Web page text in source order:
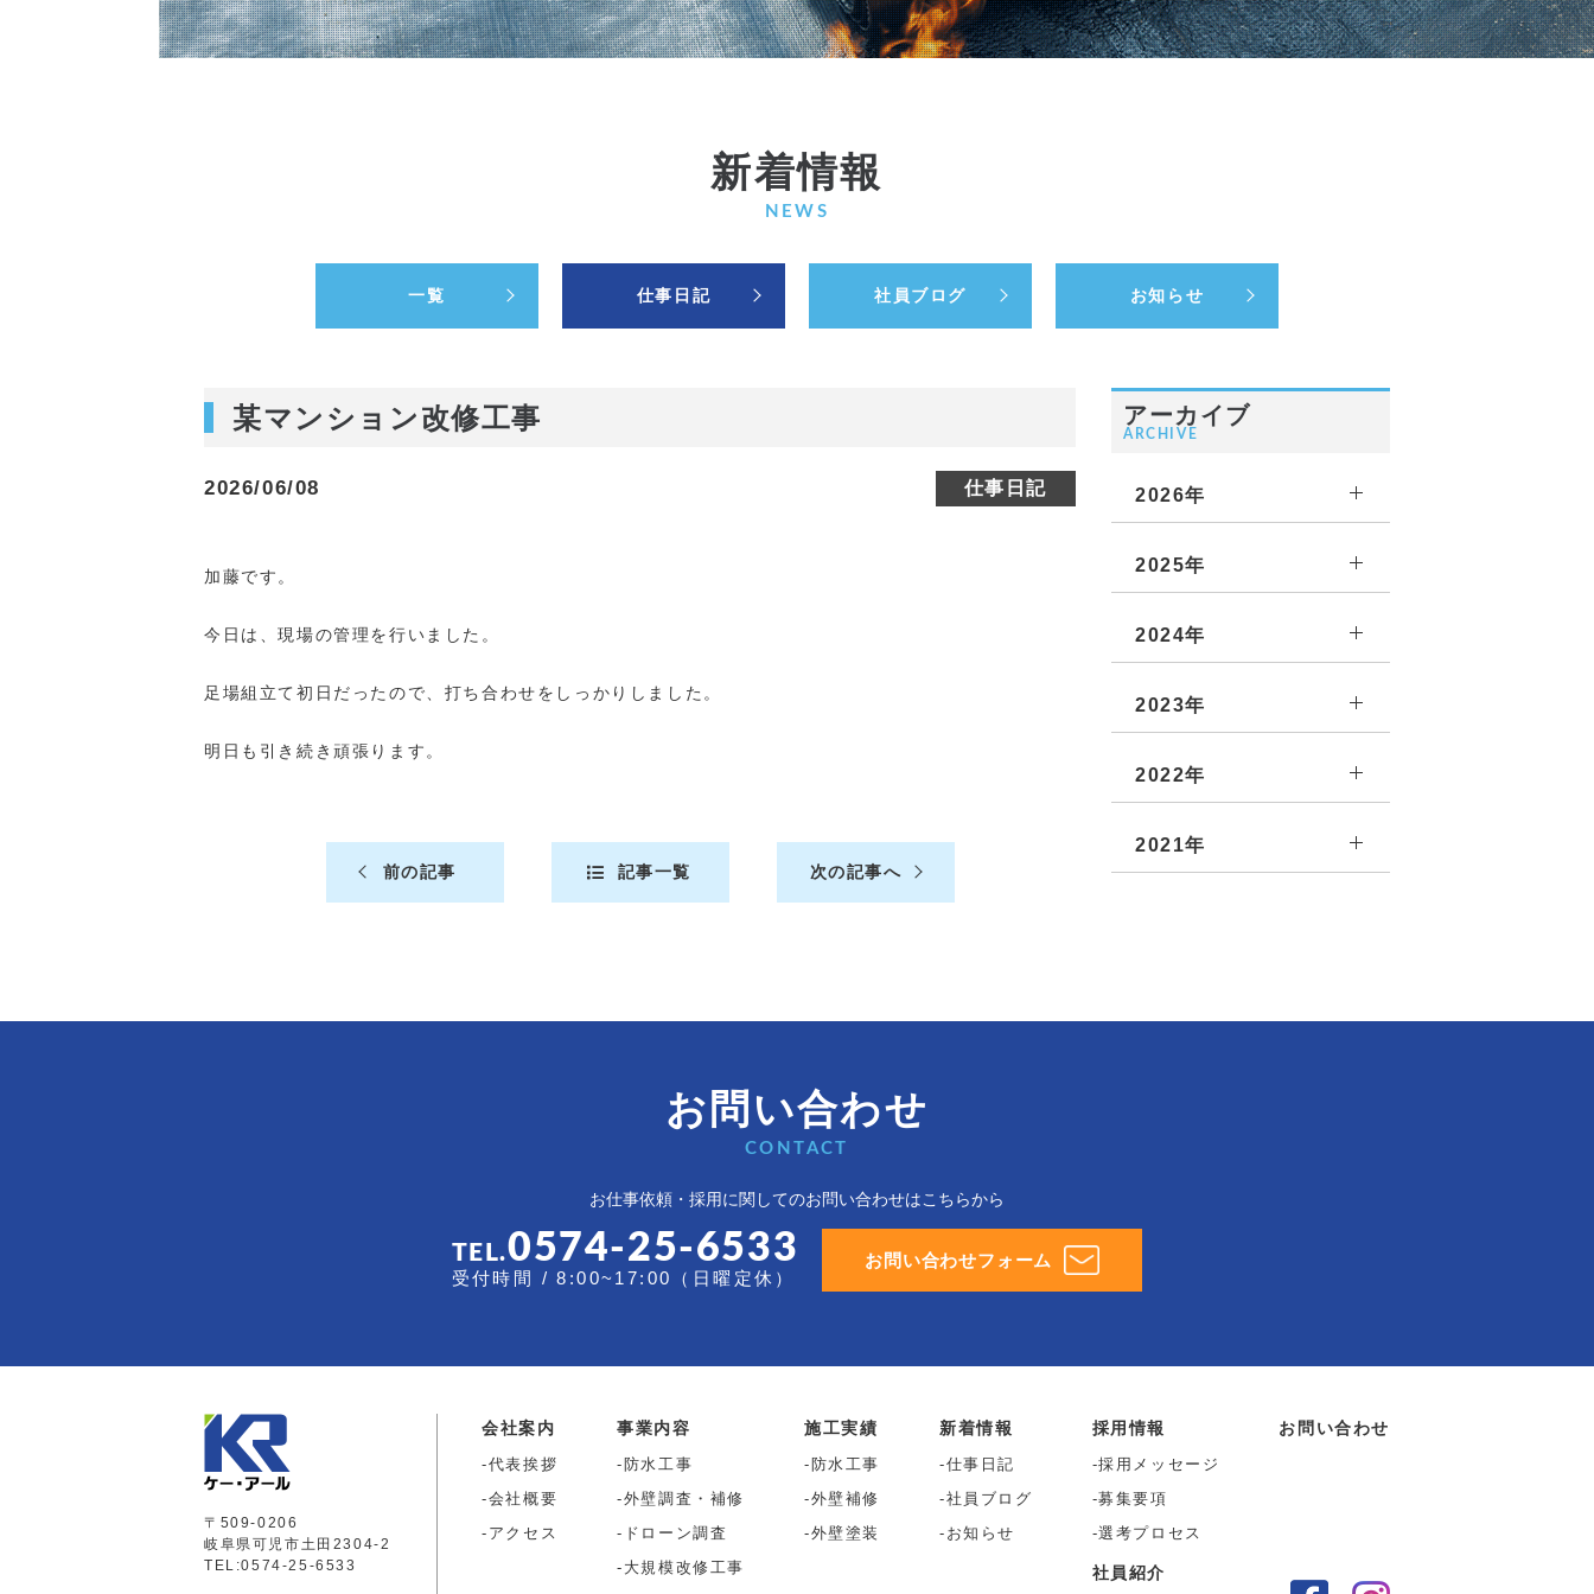
新着情報
NEWS
一覧 仕事日記 社員ブログ お知らせ
某マンション改修工事
2026/06/08 仕事日記
加藤です。
今日は、現場の管理を行いました。
足場組立て初日だったので、打ち合わせをしっかりしました。
明日も引き続き頑張ります。
前の記事 記事一覧 次の記事へ
アーカイブ
ARCHIVE
2026年
2025年
2024年
2023年
2022年
2021年
お問い合わせ
CONTACT
お仕事依頼・採用に関してのお問い合わせはこちらから
TEL.0574-25-6533
受付時間 / 8:00~17:00（日曜定休）
お問い合わせフォーム
〒509-0206
岐阜県可児市土田2304-2
TEL:0574-25-6533
会社案内
代表挨拶
会社概要
アクセス
事業内容
防水工事
外壁調査・補修
ドローン調査
大規模改修工事
施工実績
防水工事
外壁補修
外壁塗装
新着情報
仕事日記
社員ブログ
お知らせ
採用情報
採用メッセージ
募集要項
選考プロセス
社員紹介
お問い合わせ